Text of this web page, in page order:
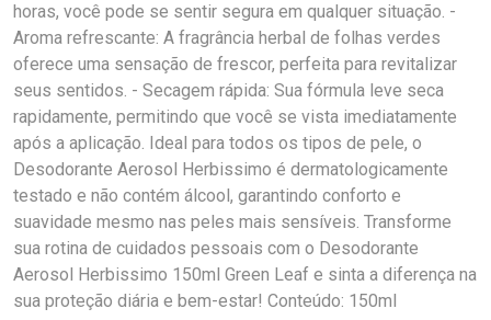
horas, você pode se sentir segura em qualquer situação. -
Aroma refrescante: A fragrância herbal de folhas verdes
oferece uma sensação de frescor, perfeita para revitalizar
seus sentidos. - Secagem rápida: Sua fórmula leve seca
rapidamente, permitindo que você se vista imediatamente
após a aplicação. Ideal para todos os tipos de pele, o
Desodorante Aerosol Herbissimo é dermatologicamente
testado e não contém álcool, garantindo conforto e
suavidade mesmo nas peles mais sensíveis. Transforme
sua rotina de cuidados pessoais com o Desodorante
Aerosol Herbissimo 150ml Green Leaf e sinta a diferença na
sua proteção diária e bem-estar! Conteúdo: 150ml